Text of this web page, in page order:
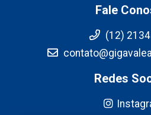
Fale
(12)
Redes